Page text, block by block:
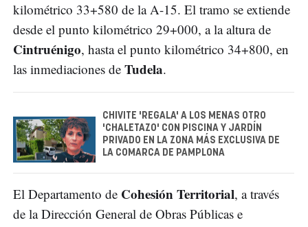
kilométrico 33+580 de la A-15. El tramo se extiende
desde el punto kilométrico 29+000, a la altura de
Cintruénigo, hasta el punto kilométrico 34+800, en
las inmediaciones de Tudela.
CHIVITE 'REGALA' A LOS MENAS OTRO
'CHALETAZO' CON PISCINA Y JARDÍN
PRIVADO EN LA ZONA MÁS EXCLUSIVA DE
LA COMARCA DE PAMPLONA
El Departamento de Cohesión Territorial, a través
de la Dirección General de Obras Públicas e